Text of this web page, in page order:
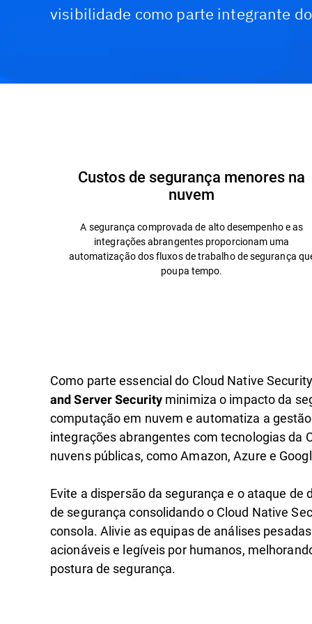
visibilidade como parte integrante
Custos de segurança menores na
nuvem
A segurança comprovada de alto desempenho e as
integrações abrangentes proporcionam uma
automatização dos fluxos de trabalho de segurança
poupa tempo.
Como parte essencial do Cloud Native
and Server Security minimiza o impacto da
computação em nuvem e automatiza a
integrações abrangentes com tecnologias da
nuvens públicas, como Amazon, Azure e
Evite a dispersão da segurança e o ataque de
de segurança consolidando o Cloud Native
consola. Alivie as equipas de análises
acionáveis e legíveis por humanos,
postura de segurança.